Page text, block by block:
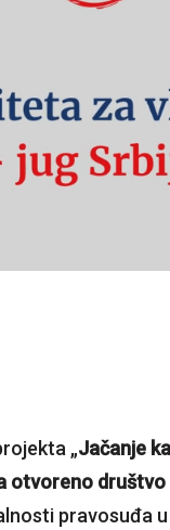
„Jačanje
otvoreno društvo
pravosuđa u